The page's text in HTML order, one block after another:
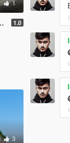
1
1.0
3